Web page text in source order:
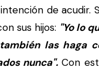
de acudir.
sus hijos: "Yo lo
las haga
nunca". Con